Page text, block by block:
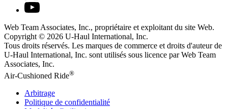
Web Team Associates, Inc., propriétaire et exploitant du site Web.
Copyright © 2026 U-Haul International, Inc.
Tous droits réservés. Les marques de commerce et droits d'auteur de
U-Haul International, Inc. sont utilisés sous licence par Web Team
Associates, Inc.
Air-Cushioned Ride®
Arbitrage
Politique de confidentialité